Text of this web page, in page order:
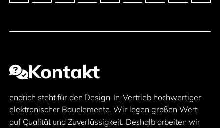
Kontakt
endrich steht für den Design-In-Vertrieb hochwertiger
elektronischer Bauelemente. Wir legen großen Wert
auf Qualität und Zuverlässigkeit. Deshalb arbeiten wir